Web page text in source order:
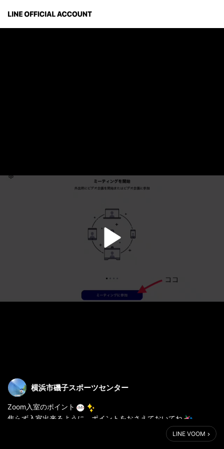
横浜市磯子スポーツセンター
Zoom入室のポイント
焦らず入室出来るように、ポイントをおさえておいてね
入室する時は、名前か受付番号で入室しますのでお忘れなく
LINE VOOM